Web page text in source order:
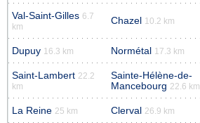
Val-Saint-Gilles 6.7
km
Chazel 10.2 km
Dupuy 16.3 km Normétal 17.3 km
Saint-Lambert 22.2
km
Sainte-Hélène-de-
Mancebourg 22.6 km
La Reine 25 km Clerval 26.9 km